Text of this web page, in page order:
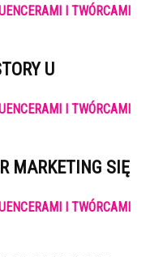
I TWÓRCAMI
U
I TWÓRCAMI
MARKETING SIĘ
I TWÓRCAMI